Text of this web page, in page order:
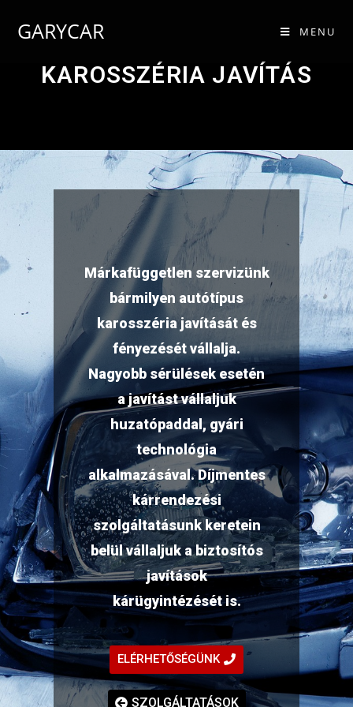
GARYCAR MENU
KAROSSZÉRIA JAVÍTÁS
Márkafüggetlen szervizünk
bármilyen autótípus
karosszéria javítását és
fényezését vállalja.
Nagyobb sérülések esetén
a javítást vállaljuk
huzatópaddal, gyári
technológia
alkalmazásával.Díjmentes
kárrendezési
szolgáltatásunk keretein
belül vállaljuk a biztosítós
javítások
kárügyintézésétis.
ELÉRHETŐSÉGÜNK
SZOLGÁLTATÁSOK